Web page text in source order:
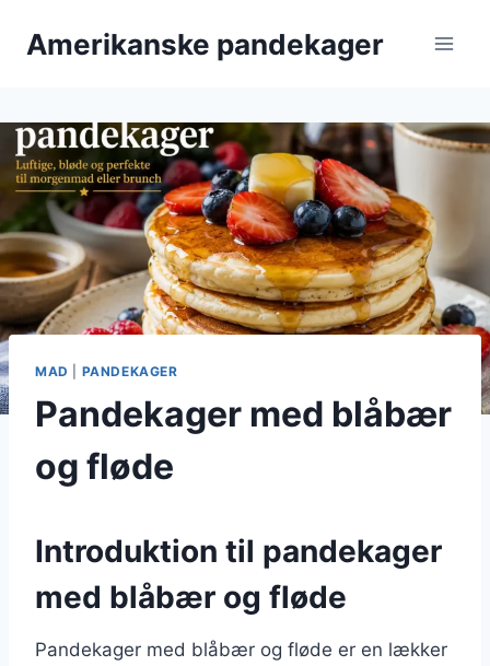
Amerikanske pandekager
MAD PANDEKAGER
Pandekager med blåbær
og fløde
Introduktion til pandekager
med blåbær og fløde
Pandekager med blåbær og fløde er en lækker